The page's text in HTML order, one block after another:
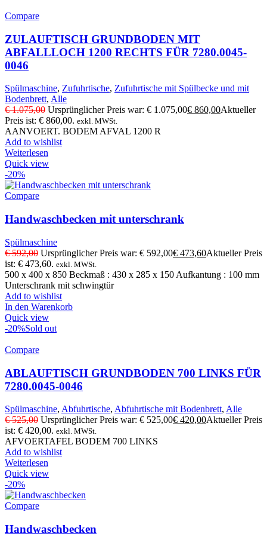
Compare
ZULAUFTISCH GRUNDBODEN MIT
ABFALLLOCH 1200 RECHTS FÜR 7280.0045-
0046
Spülmaschine, Zufuhrtische, Zufuhrtische mit Spülbecke und mit
Bodenbrett, Alle
€1.075,00 Ursprünglicher Preis war: € 1.075,00€ 860,00Aktueller
Preis ist: € 860,00. exkl. MWSt.
AANVOERT. BODEM AFVAL 1200 R
Add to wishlist
Weiterlesen
Quick view
-20%
Compare
Handwaschbecken mit unterschrank
Spülmaschine
€592,00 Ursprünglicher Preis war: € 592,00€ 473,60Aktueller Preis
ist: € 473,60. exkl. MWSt.
500 x 400 x 850 Beckmaß : 430 x 285 x 150 Aufkantung : 100 mm
Unterschrank mit schwingtür
Add to wishlist
In den Warenkorb
Quick view
-20%Sold out
Compare
ABLAUFTISCH GRUNDBODEN 700 LINKS FÜR
7280.0045-0046
Spülmaschine, Abfuhrtische, Abfuhrtische mit Bodenbrett, Alle
€525,00 Ursprünglicher Preis war: € 525,00€ 420,00Aktueller Preis
ist: € 420,00. exkl. MWSt.
AFVOERTAFEL BODEM 700 LINKS
Add to wishlist
Weiterlesen
Quick view
-20%
Compare
Handwaschbecken